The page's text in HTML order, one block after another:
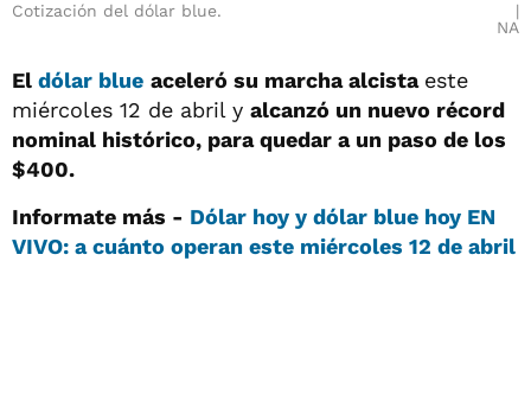
Cotización del dólar blue.
NA
El dólar blue aceleró su marcha alcista este
miércoles 12 de abril y alcanzó un nuevo récord
nominal histórico, para quedar a un paso de los
$400.
Informate más - Dólar hoy y dólar blue hoy EN
VIVO: a cuánto operan este miércoles 12 de abril